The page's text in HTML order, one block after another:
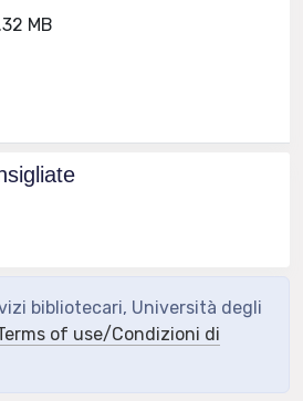
MB
bibliotecari, Università degli
of use/Condizioni di